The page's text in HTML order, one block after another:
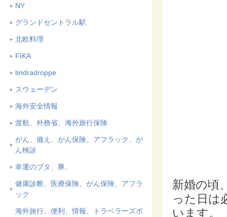
NY
グランドセントラル駅
北欧料理
FIKA
tindradroppe
スウェーデン
海外安全情報
渡航、外務省、海外旅行保険
がん、備え、がん保険、アフラック、が
ん検診
幸運のブタ、豚、
健康診断、医療保険、がん保険、アフラ
ック
海外旅行、便利、情報、トラベラーズボ
新婚の頃
った日は
います。